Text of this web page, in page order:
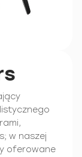
w naszej
oferowane